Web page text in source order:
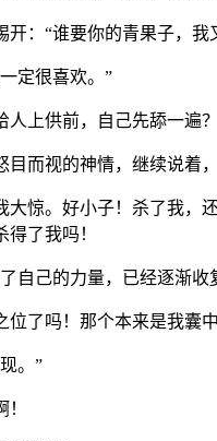
：“谁要你的青果子，
定很喜欢。”
上供前，自己先舔一遍？
而视的神情，继续说着
大惊。好小子！杀了我
了我吗！
自己的力量，已经逐渐收
了吗！那个本来是我囊中
。”